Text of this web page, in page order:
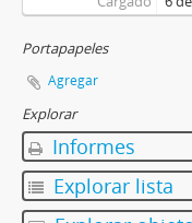
Portapapeles
Agregar
Explorar
Informes
Explorar lista